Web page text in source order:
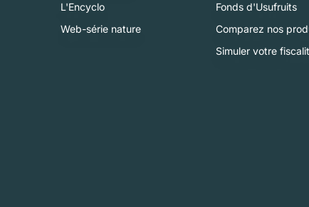
L'Encyclo
Web-série nature
Fonds d'Usufruits
Comparez nos
Simuler votre